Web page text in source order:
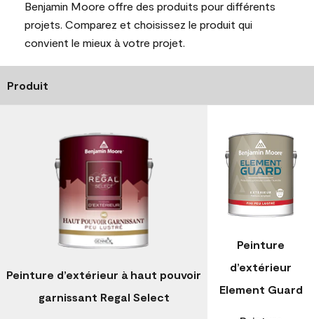
Benjamin Moore offre des produits pour différents
projets. Comparez et choisissez le produit qui
convient le mieux à votre projet.
Produit
Peinture d’extérieur à haut pouvoir
garnissant Regal Select
Peinture
d’extérieur
Element Guard